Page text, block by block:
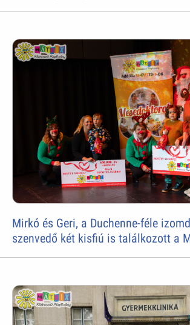
Mirkó és Geri, a Duchenne-féle
szenvedő két kisfiú is találkozott a